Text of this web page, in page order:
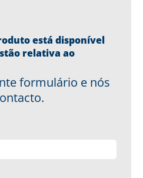
está disponível
relativa ao
formulário e nós